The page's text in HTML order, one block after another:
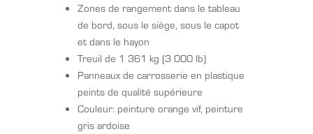
Zones de rangement dans le tableau
de bord, sous le siège, sous le capot
et dans le hayon
Treuil de 1 361 kg (3 000 lb)
Panneaux de carrosserie en plastique
peints de qualité supérieure
Couleur: peinture orange vif, peinture
gris ardoise